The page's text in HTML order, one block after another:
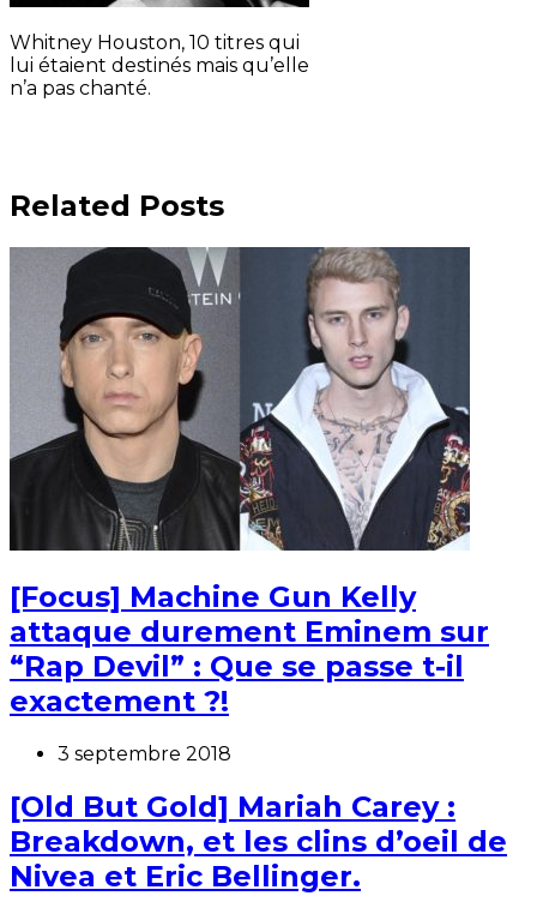
Whitney Houston, 10 titres qui
lui étaient destinés mais qu’elle
n’a pas chanté.
Related Posts
[Focus] Machine Gun Kelly
attaque durement Eminem sur
“Rap Devil” : Que se passe t-il
exactement ?!
3 septembre 2018
[Old But Gold] Mariah Carey :
Breakdown, et les clins d’oeil de
Nivea et Eric Bellinger.